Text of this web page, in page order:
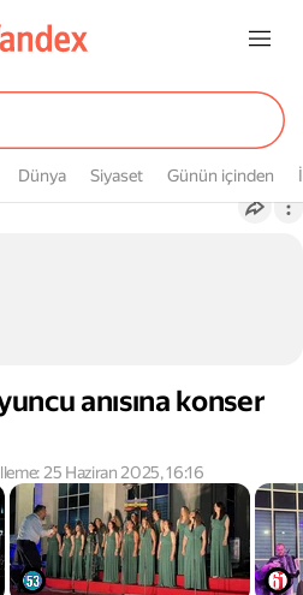
Dünya Siyaset Günün içinden
anısına konser
25 Haziran 2025, 16:16